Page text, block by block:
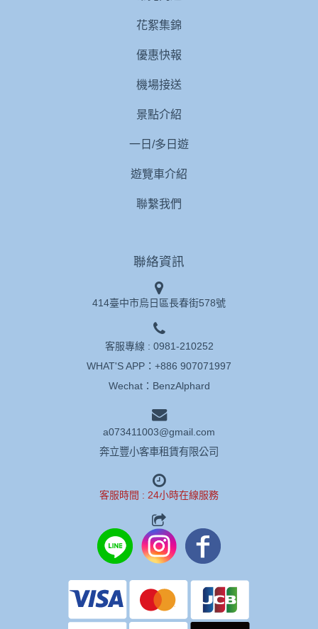
花絮集錦
優惠快報
機場接送
景點介紹
一日/多日遊
遊覽車介紹
聯繫我們
聯絡資訊
414臺中市烏日區長春街578號
客服專線 : 0981-210252
WHAT'S APP： +886 907071997
Wechat：BenzAlphard
a073411003@gmail.com
奔立豐小客車租賃有限公司
客服時間 : 24小時在線服務